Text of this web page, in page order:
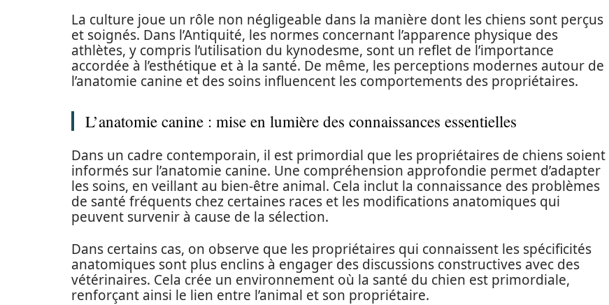
La culture joue un rôle non négligeable dans la manière dont les chiens sont perçus
et soignés. Dans l’Antiquité, les normes concernant l’apparence physique des
athlètes, y compris l’utilisation du kynodesme, sont un reflet de l’importance
accordée à l’esthétique et à la santé. De même, les perceptions modernes autour de
l’anatomie canine et des soins influencent les comportements des propriétaires.
L’anatomie canine : mise en lumière des connaissances essentielles
Dans un cadre contemporain, il est primordial que les propriétaires de chiens soient
informés sur l’anatomie canine. Une compréhension approfondie permet d’adapter
les soins, en veillant au bien-être animal. Cela inclut la connaissance des problèmes
de santé fréquents chez certaines races et les modifications anatomiques qui
peuvent survenir à cause de la sélection.
Dans certains cas, on observe que les propriétaires qui connaissent les spécificités
anatomiques sont plus enclins à engager des discussions constructives avec des
vétérinaires. Cela crée un environnement où la santé du chien est primordiale,
renforçant ainsi le lien entre l’animal et son propriétaire.